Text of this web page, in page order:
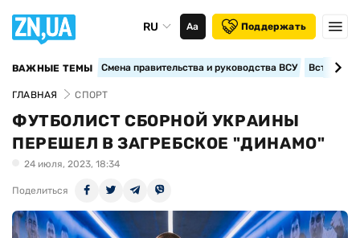
RU Аа Поддержать
ВАЖНЫЕ ТЕМЫ Смена правительства и руководства ВСУ
ГЛАВНАЯ СПОРТ
ФУТБОЛИСТ СБОРНОЙ УКРАИНЫ
ПЕРЕШЕЛ В ЗАГРЕБСКОЕ "ДИНАМО"
24 июля, 2023, 18:34
Поделиться